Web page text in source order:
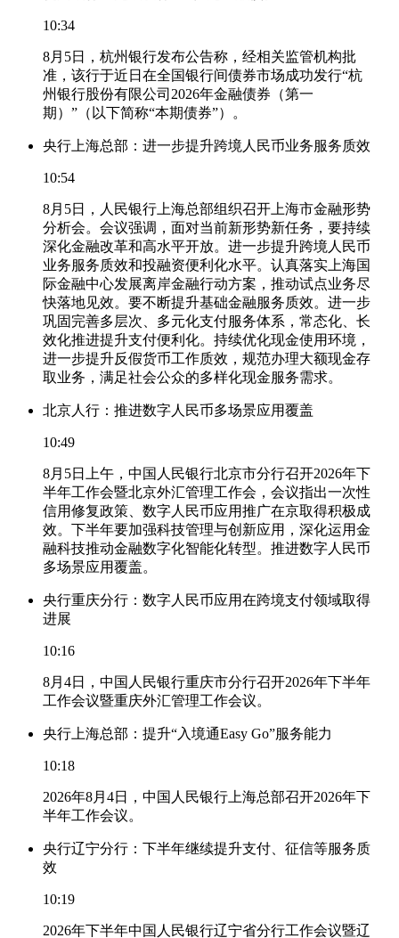
10:34
8月5日，杭州银行发布公告称，经相关监管机构批
准，该行于近日在全国银行间债券市场成功发行“杭
州银行股份有限公司2026年金融债券（第一
期）”（以下简称“本期债券”）。
央行上海总部：进一步提升跨境人民币业务服务质效
10:54
8月5日，人民银行上海总部组织召开上海市金融形势
分析会。会议强调，面对当前新形势新任务，要持续
深化金融改革和高水平开放。进一步提升跨境人民币
业务服务质效和投融资便利化水平。认真落实上海国
际金融中心发展离岸金融行动方案，推动试点业务尽
快落地见效。要不断提升基础金融服务质效。进一步
巩固完善多层次、多元化支付服务体系，常态化、长
效化推进提升支付便利化。持续优化现金使用环境，
进一步提升反假货币工作质效，规范办理大额现金存
取业务，满足社会公众的多样化现金服务需求。
北京人行：推进数字人民币多场景应用覆盖
10:49
8月5日上午，中国人民银行北京市分行召开2026年下
半年工作会暨北京外汇管理工作会，会议指出一次性
信用修复政策、数字人民币应用推广在京取得积极成
效。下半年要加强科技管理与创新应用，深化运用金
融科技推动金融数字化智能化转型。推进数字人民币
多场景应用覆盖。
央行重庆分行：数字人民币应用在跨境支付领域取得
进展
10:16
8月4日，中国人民银行重庆市分行召开2026年下半年
工作会议暨重庆外汇管理工作会议。
央行上海总部：提升“入境通Easy Go”服务能力
10:18
2026年8月4日，中国人民银行上海总部召开2026年下
半年工作会议。
央行辽宁分行：下半年继续提升支付、征信等服务质
效
10:19
2026年下半年中国人民银行辽宁省分行工作会议暨辽